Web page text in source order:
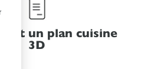
et un plan cuisine
3D